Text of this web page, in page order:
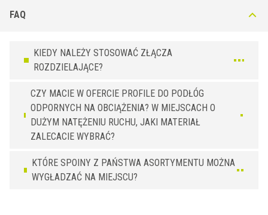
BxH (mm)
FAQ
KIEDY NALEŻY STOSOWAĆ ZŁĄCZA
ROZDZIELAJĄCE?
CZY MACIE W OFERCIE PROFILE DO PODŁÓG
ODPORNYCH NA OBCIĄŻENIA? W MIEJSCACH O
DUŻYM NATĘŻENIU RUCHU, JAKI MATERIAŁ
ZALECACIE WYBRAĆ?
KTÓRE SPOINY Z PAŃSTWA ASORTYMENTU MOŻNA
WYGŁADZAĆ NA MIEJSCU?